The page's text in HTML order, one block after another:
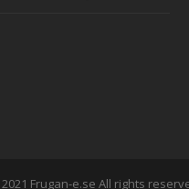
Frugan-e.se All rights